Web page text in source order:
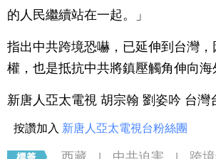
的人民繼續站在一起。」
指出中共跨境恐嚇，已延伸到台灣，
權，也是抵抗中共將鎮壓觸角伸向海
新唐人亞太電視 胡宗翰 劉姿吟 台灣
按讚加入 新唐人亞太電視台粉絲團